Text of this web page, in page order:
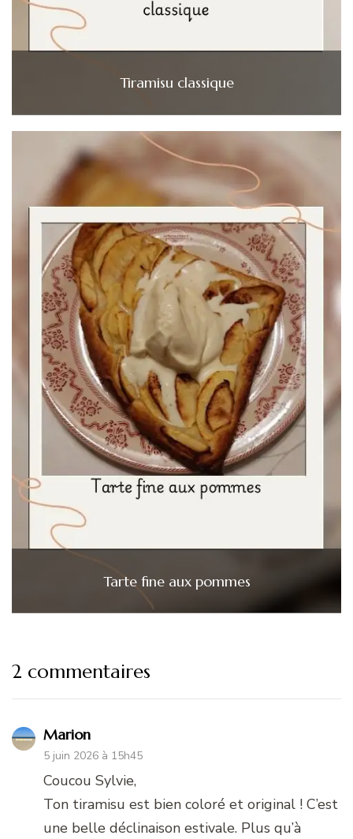
Tiramisu classique
Tarte fine aux pommes
2 commentaires
Marion
5 juin 2026 à 15h45
Coucou Sylvie,
Ton tiramisu est bien coloré et original ! C’est
une belle déclinaison estivale. Plus qu’à